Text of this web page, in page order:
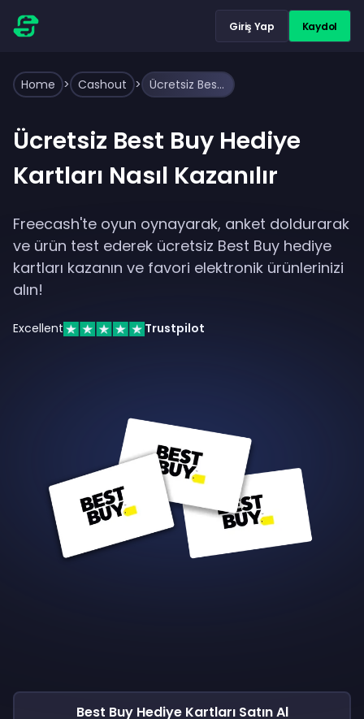
Giriş Yap Kaydol
Home > Cashout > Ücretsiz Best Buy Hediye Kartları Nasıl Kazanılır
Ücretsiz Best Buy Hediye
Kartları Nasıl Kazanılır
Freecash'te oyun oynayarak, anket doldurarak
ve ürün test ederek ücretsiz Best Buy hediye
kartları kazanın ve favori elektronik ürünlerinizi
alın!
Excellent Trustpilot
Best Buy Hediye Kartları Satın Al